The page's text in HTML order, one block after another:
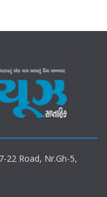
22 Road, Nr.Gh-5,